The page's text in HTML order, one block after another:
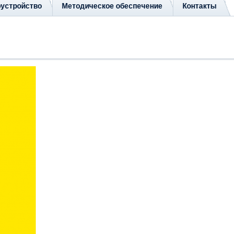
Методическое обеспечение Контакты